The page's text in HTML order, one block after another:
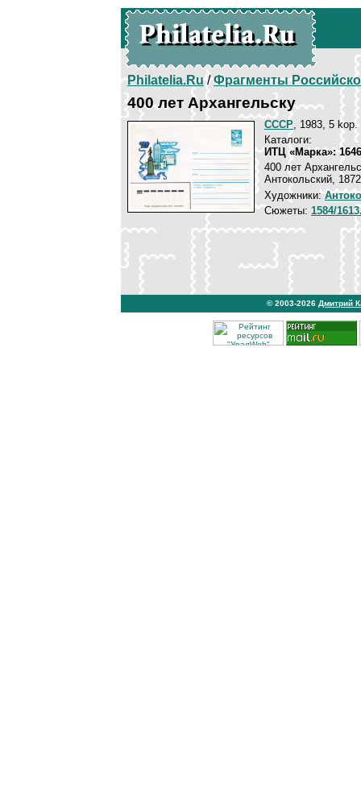
Philatelia.Ru/Фрагменты
400 лет Архангельску
СССР, 1983, 5 kop.
Каталоги:
ИТЦ «Марка»:
400 лет
Антокольский,
Художники:
Сюжеты: 1584/
© 2003-2026 Дмитрий